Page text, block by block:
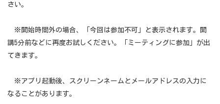
さい。
※開始時間外の場合、「今回は参加不可」と表示されます。開
講5分前などに再度お試しください。「ミーティングに参加」が出
てきます。
※アプリ起動後、スクリーンネームとメールアドレスの入力に
なることがあります。